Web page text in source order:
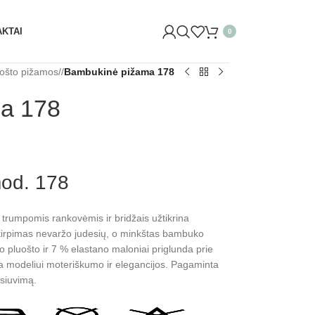
0
pižamos/ Bambukinė pižama 178
178
178
rankovėmis ir bridžais užtikrina
nevaržo judesių, o minkštas bambuko
pluošto ir 7 % elastano maloniai priglunda prie
moteriškumo ir elegancijos. Pagaminta